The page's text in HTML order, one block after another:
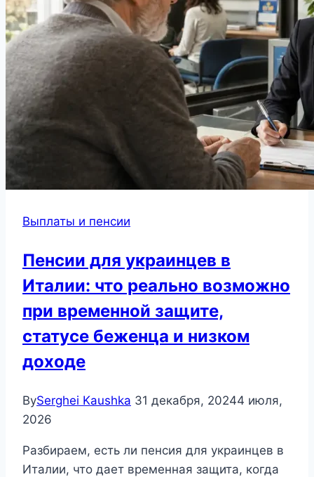
Выплаты и пенсии
Пенсии для украинцев в
Италии: что реально возможно
при временной защите,
статусе беженца и низком
доходе
BySerghei Kaushka 31 декабря, 20244 июля,
2026
Разбираем, есть ли пенсия для украинцев в
Италии, что дает временная защита, когда